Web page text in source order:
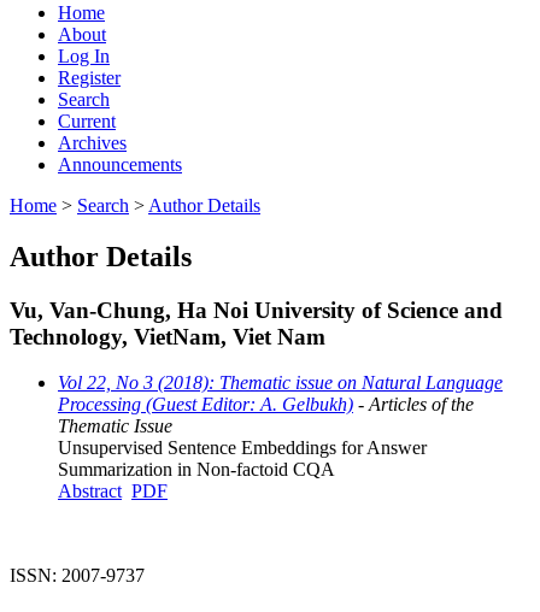
Home
About
Log In
Register
Search
Current
Archives
Announcements
Home > Search > Author Details
Author Details
Vu, Van-Chung, Ha Noi University of Science and
Technology, VietNam, Viet Nam
Vol 22, No 3 (2018): Thematic issue on Natural Language
Processing (Guest Editor: A. Gelbukh) - Articles of the
Thematic Issue
Unsupervised Sentence Embeddings for Answer
Summarization in Non-factoid CQA
Abstract PDF
ISSN: 2007-9737